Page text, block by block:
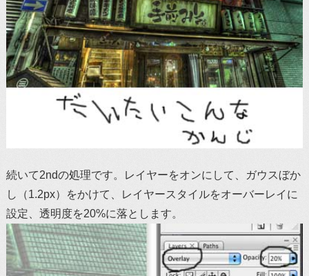
続いて2ndの処理です。レイヤーをオンにして、ガウスぼか
し（1.2px）をかけて、レイヤースタイルをオーバーレイに
設定、透明度を20%に落とします。